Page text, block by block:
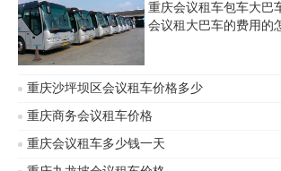
重庆会议租车包车大巴
会议租大巴车的费用的
全包价包车价格一般在
座大巴车的价格在1700
办会议的时候根据需求
重庆沙坪坝区会议租车价格多少
重庆商务会议租车价格
重庆会议租车多少钱一天